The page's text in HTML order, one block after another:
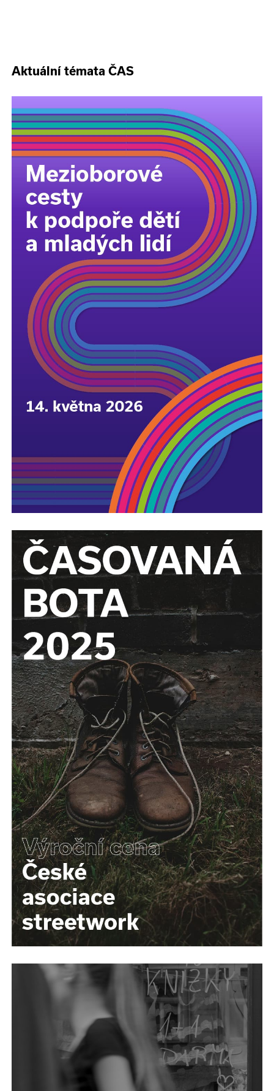
Aktuální témata ČAS